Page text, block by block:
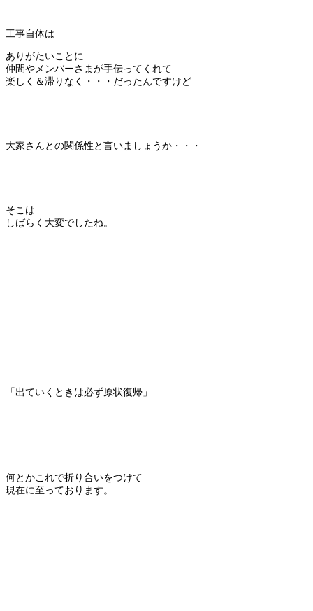
工事自体は
ありがたいことに
仲間やメンバーさまが手伝ってくれて
楽しく＆滞りなく・・・だったんですけど
大家さんとの関係性と言いましょうか・・・
そこは
しばらく大変でしたね。
「出ていくときは必ず原状復帰」
何とかこれで折り合いをつけて
現在に至っております。